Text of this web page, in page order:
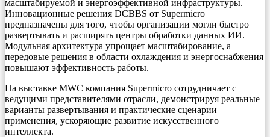
масштабируемой и энергоэффективной инфраструктуры.
Инновационные решения DCBBS от Supermicro
предназначены для того, чтобы организации могли быстро
развертывать и расширять центры обработки данных ИИ.
Модульная архитектура упрощает масштабирование, а
передовые решения в области охлаждения и энергоснабжения
повышают эффективность работы.
На выставке MWC компания Supermicro сотрудничает с
ведущими представителями отрасли, демонстрируя реальные
варианты развертывания и практические сценарии
применения, ускоряющие развитие искусственного
интеллекта.